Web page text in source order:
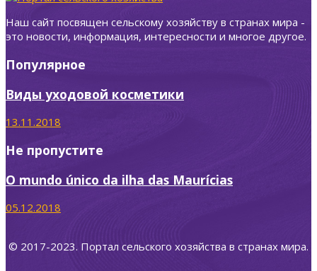
Наш сайт посвящен сельскому хозяйству в странах мира -
это новости, информация, интересности и многое другое.
Популярное
Виды уходовой косметики
13.11.2018
Не пропустите
O mundo único da ilha das Maurícias
05.12.2018
© 2017-2023. Портал сельского хозяйства в странах мира.